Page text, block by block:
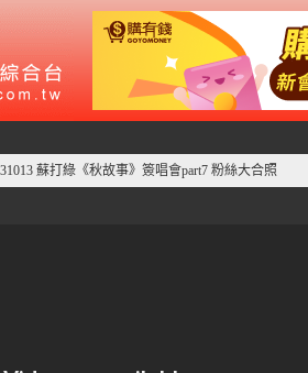
蘇打綠《秋故事》簽唱會part7 粉絲大合照